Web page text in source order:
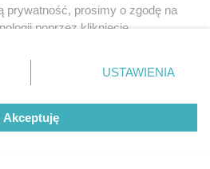
w jakikolwiek sposób
mechaniczny) na jakimkolwiek polu
włącznie z umieszczaniem w
jest zabronione pod groźbą kary i
prywatność, prosimy o zgodę na
poprzez kliknięcie
przycisk ustawień prywatności
dolnym rogu strony
nie wymagają zgody
sprzeciwić się takiemu
będą miały zastosowanie tylko
USTAWIENIA
Akceptuję